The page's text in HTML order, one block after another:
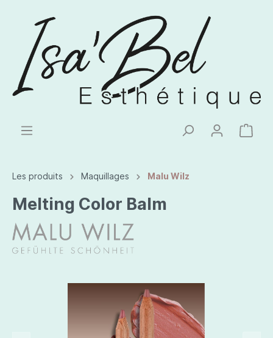
Les produits Maquillages Malu Wilz
Melting Color Balm